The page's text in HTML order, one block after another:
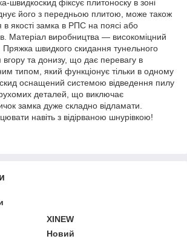
швидкоскид фіксує плитоноску в зоні
його з передньою плитою, може також
в якості замка в РПС на поясі або
Матеріал виробництва — високоміцний
Пряжка швидкого скидання тунельного
вгору та донизу, що дає перевагу в
типом, який функціонує тільки в одному
оснащений системою відведення пилу
рухомих деталей, що виключає
замка дуже складно відламати.
навіть з відірваною шнурівкою!
XINEW
Новий